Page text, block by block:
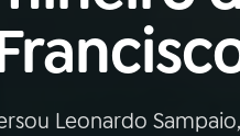
Leonardo